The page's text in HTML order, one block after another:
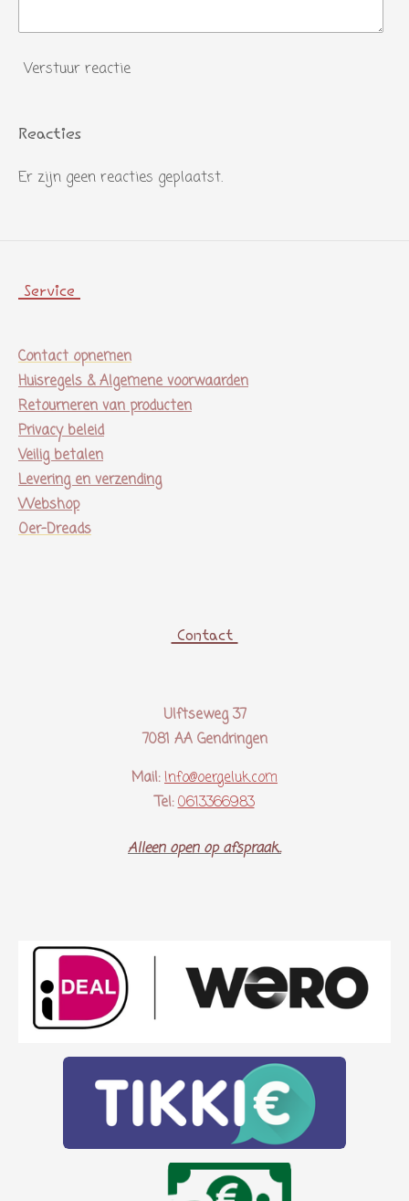
Verstuur reactie
Reacties
Er zijn geen reacties geplaatst.
Service
Contact opnemen
Huisregels & Algemene voorwaarden
Retourneren van producten
Privacy beleid
Veilig betalen
Levering en verzending
Webshop
Oer-Dreads
Contact
Ulftseweg 37
7081 AA Gendringen
Mail: Info@oergeluk.com
Tel: 0613366983
Alleen open op afspraak..